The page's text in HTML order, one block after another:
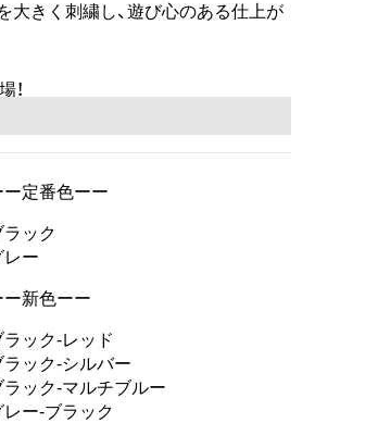
大きく刺繍し、遊び心のある仕上が
！
ー定番色ーー
ラック
レー
ー新色ーー
ラック-レッド
ラック-シルバー
ラック-マルチブルー
レー-ブラック